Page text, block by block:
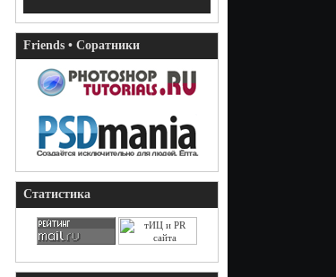
Friends • Соратники
Статистика